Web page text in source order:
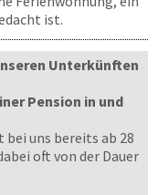
ist.
Unterkünften
Pension in und
bei uns bereits ab 28
oft von der Dauer